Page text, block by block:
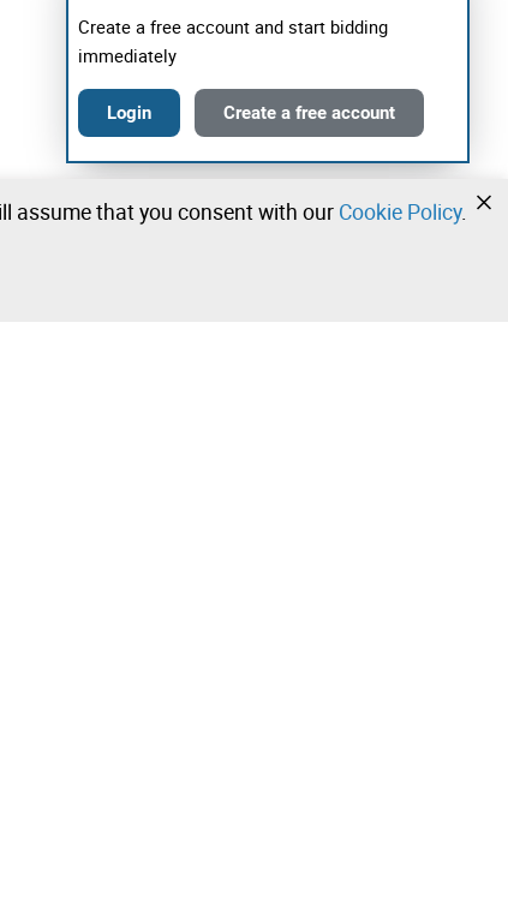
Create a free account and start bidding
immediately
Login Create a free account
assume that you consent with our Cookie Policy.